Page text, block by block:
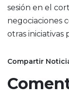
sesión en el
negociaciones
otras iniciativas
Compartir